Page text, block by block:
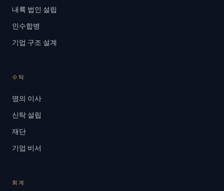
내륙 법인 설립
인수합병
기업 구조 설계
수탁
명의 이사
신탁 설립
재단
기업 비서
회계